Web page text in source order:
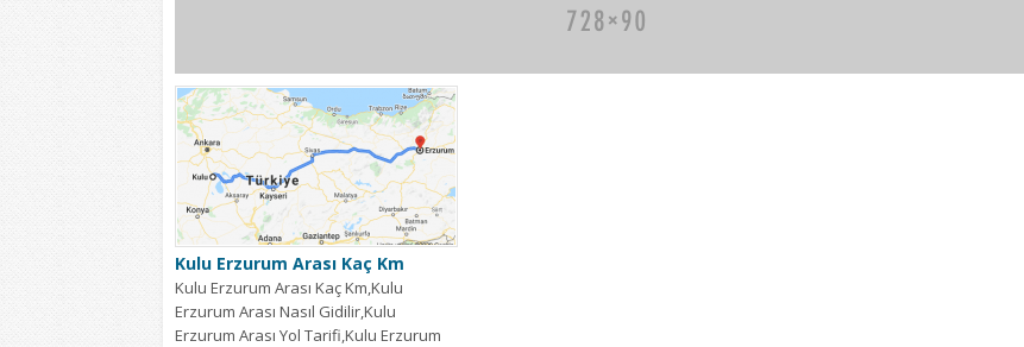
Kulu Erzurum Arası Kaç Km
Kulu Erzurum Arası Kaç Km,Kulu
Erzurum Arası Nasıl Gidilir,Kulu
Erzurum Arası Yol Tarifi,Kulu Erzurum